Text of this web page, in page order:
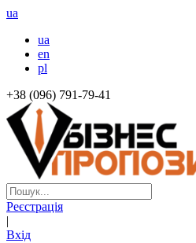
ua
ua
en
pl
+38 (096) 791-79-41
Реєстрація
|
Вхід